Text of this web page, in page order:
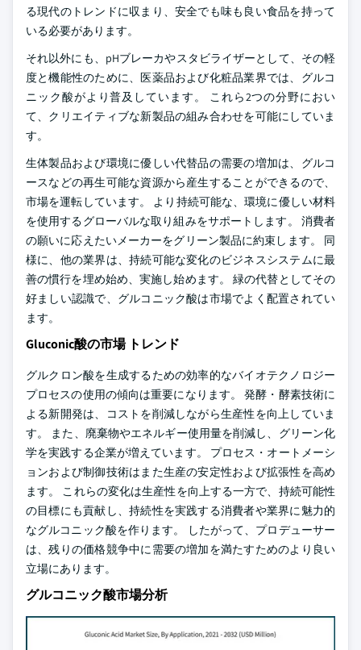
る現代のトレンドに収まり、安全でも味も良い食品を持って
いる必要があります。
それ以外にも、pHブレーカやスタビライザーとして、その軽
度と機能性のために、医薬品および化粧品業界では、グルコ
ニック酸がより普及しています。 これら2つの分野におい
て、クリエイティブな新製品の組み合わせを可能にしていま
す。
生体製品および環境に優しい代替品の需要の増加は、グルコ
ースなどの再生可能な資源から産生することができるので、
市場を運転しています。 より持続可能な、環境に優しい材料
を使用するグローバルな取り組みをサポートします。 消費者
の願いに応えたいメーカーをグリーン製品に約束します。 同
様に、他の業界は、持続可能な変化のビジネスシステムに最
善の慣行を埋め始め、実施し始めます。 緑の代替としてその
好ましい認識で、グルコニック酸は市場でよく配置されてい
ます。
Gluconic酸の市場 トレンド
グルクロン酸を生成するための効率的なバイオテクノロジー
プロセスの使用の傾向は重要になります。 発酵・酵素技術に
よる新開発は、コストを削減しながら生産性を向上していま
す。 また、廃棄物やエネルギー使用量を削減し、グリーン化
学を実践する企業が増えています。 プロセス・オートメーシ
ョンおよび制御技術はまた生産の安定性および拡張性を高め
ます。 これらの変化は生産性を向上する一方で、持続可能性
の目標にも貢献し、持続性を実践する消費者や業界に魅力的
なグルコニック酸を作ります。 したがって、プロデューサー
は、残りの価格競争中に需要の増加を満たすためのより良い
立場にあります。
グルコニック酸市場分析